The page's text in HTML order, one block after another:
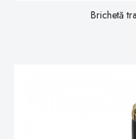
Brichetă